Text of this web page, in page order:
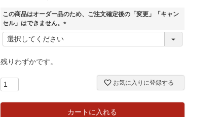
この商品はオーダー品のため、ご注文確定後の「変更」「キャン
セル」はできません。
(
残りわずかです。
お気に入りに登録する
カートに入れる